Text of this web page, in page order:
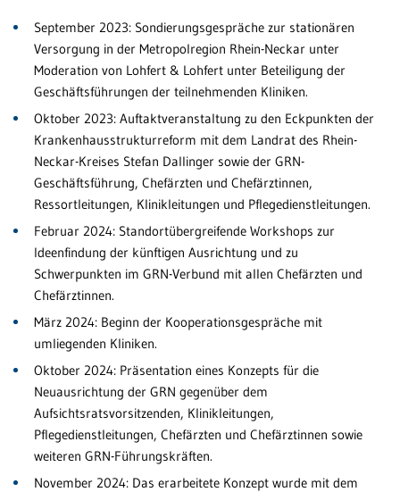
Schwetzingen
Sinsheim
Weinheim
September 2023: Sondierungsgespräche zur stationären
Versorgung in der Metropolregion Rhein-Neckar unter
Moderation von Lohfert & Lohfert unter Beteiligung der
Geschäftsführungen der teilnehmenden Kliniken.
Oktober 2023: Auftaktveranstaltung zu den Eckpunkten der
Krankenhausstrukturreform mit dem Landrat des Rhein-
Neckar-Kreises Stefan Dallinger sowie der GRN-
Geschäftsführung, Chefärzten und Chefärztinnen,
Ressortleitungen, Klinikleitungen und Pflegedienstleitungen.
Februar 2024: Standortübergreifende Workshops zur
Ideenfindung der künftigen Ausrichtung und zu
Schwerpunkten im GRN-Verbund mit allen Chefärzten und
Chefärztinnen.
März 2024: Beginn der Kooperationsgespräche mit
umliegenden Kliniken.
Oktober 2024: Präsentation eines Konzepts für die
Neuausrichtung der GRN gegenüber dem
Aufsichtsratsvorsitzenden, Klinikleitungen,
Pflegedienstleitungen, Chefärzten und Chefärztinnen sowie
weiteren GRN-Führungskräften.
November 2024: Das erarbeitete Konzept wurde mit dem